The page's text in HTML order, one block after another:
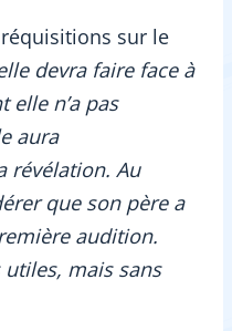
sur le
devra faire face à
elle n’a pas
aura
révélation. Au
que son père a
audition.
mais sans